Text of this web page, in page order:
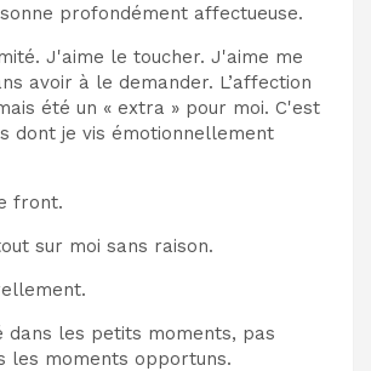
profondément affectueuse.
J'aime le toucher. J'aime me
avoir à le demander. L’affection
été un « extra » pour moi. C'est
dont je vis émotionnellement
front.
sur moi sans raison.
dans les petits moments, pas
les moments opportuns.